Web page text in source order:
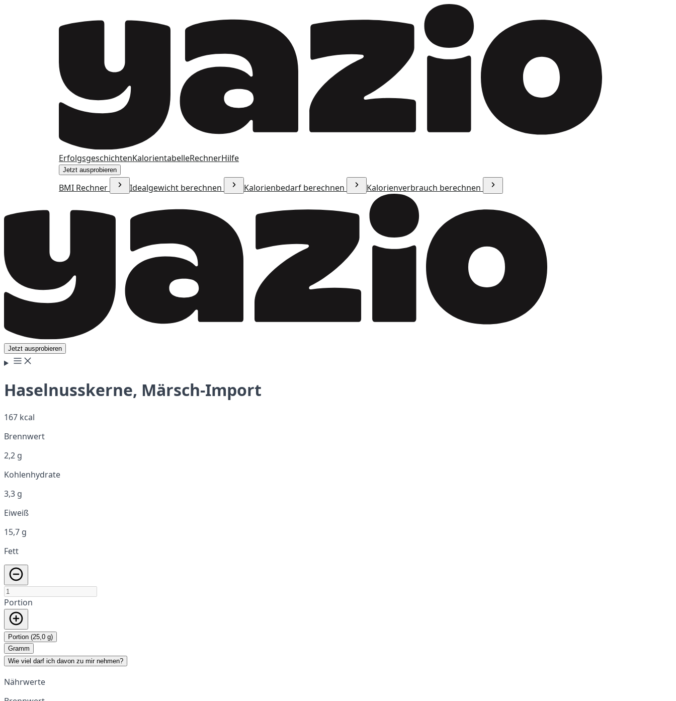
ErfolgsgeschichtenKalorientabelleRechnerHilfe
Jetzt ausprobieren
BMI Rechner Idealgewicht berechnen Kalorienbedarf berechnen Kalorienverbrauch berechnen
Jetzt ausprobieren
Haselnusskerne, Märsch-Import
167 kcal
Brennwert
2,2 g
Kohlenhydrate
3,3 g
Eiweiß
15,7 g
Fett
Portion
Portion (25,0 g)
Gramm
Wie viel darf ich davon zu mir nehmen?
Nährwerte